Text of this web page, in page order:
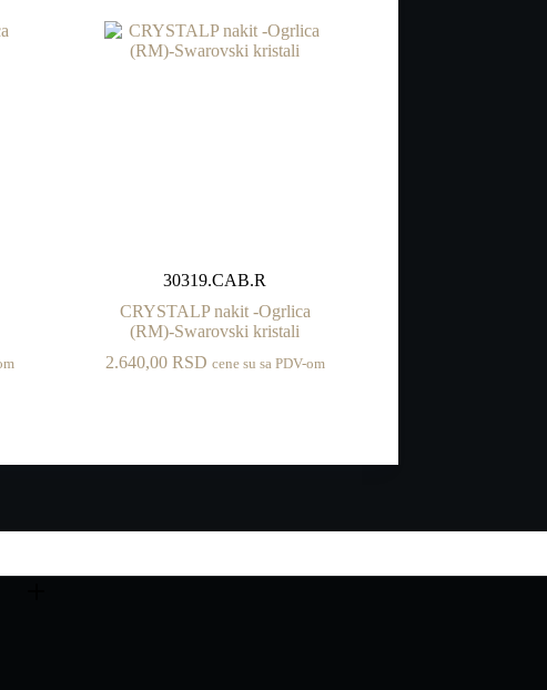
30319.CAB.R
CRYSTALP nakit -Ogrlica
(RM)-Swarovski kristali
2.640,00 RSD cene su sa PDV-om